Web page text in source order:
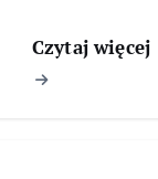
Czytaj więcej